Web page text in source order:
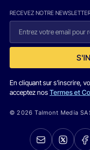
RECEVEZ NOTRE
En cliquant sur s'inscrire,
acceptez nosTermes et
© 2026 Talmont Media